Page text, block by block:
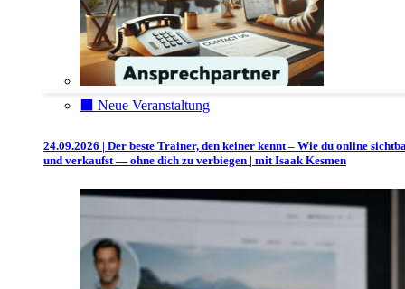
⬛️ Neue Veranstaltung
24.09.2026 | Der beste Trainer, den keiner kennt – Wie du online
und verkaufst — ohne dich zu verbiegen | mit Isaak Kesmen